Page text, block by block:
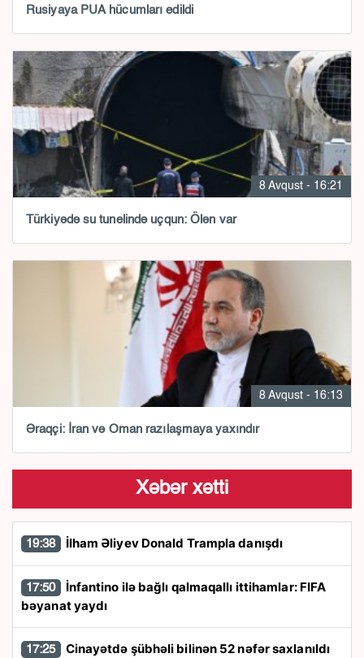
Rusiyaya PUA hücumları edildi
8 Avqust - 16:21
Türkiyədə su tunelində uçqun: Ölən var
8 Avqust - 16:13
Əraqçi: İran və Oman razılaşmaya yaxındır
Xəbər xətti
19:38 İlham Əliyev Donald Trampla danışdı
17:50
bəyanat yaydı
17:25 Cinayətdə şübhəli bilinən 52 nəfər saxlanıldı